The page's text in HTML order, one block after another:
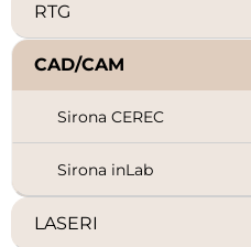
RTG
CAD/CAM
Sirona CEREC
Sirona inLab
LASERI